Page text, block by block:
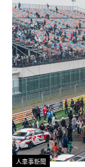
人車事新聞